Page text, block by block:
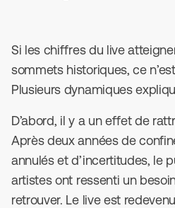
Si les chiffres du live
sommets historiques, ce
Plusieurs dynamiques
D’abord, il y a un effet de
Après deux années de
annulés et d’incertitudes, le
artistes ont ressenti un
retrouver. Le live est